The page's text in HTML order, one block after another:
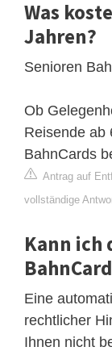
Was
Jahren?
Senioren
Ob
Reisende ab
BahnCards
Antrag auf
vollständige
Kann ich
Eine
rechtlicher
Ihnen nicht